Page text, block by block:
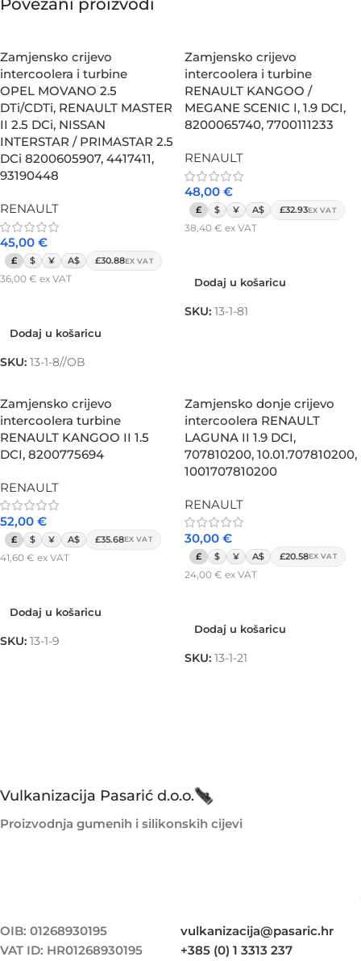
Povezani proizvodi
Zamjensko crijevo
intercoolera i turbine
OPEL MOVANO 2.5
DTi/CDTi, RENAULT MASTER
II 2.5 DCi, NISSAN
INTERSTAR / PRIMASTAR 2.5
DCi 8200605907, 4417411,
93190448
RENAULT
45,00 €
£ $ ¥ A$ £30.88EX VAT
36,00 € ex VAT
Dodaj u košaricu
SKU: 13-1-8//OB
Zamjensko crijevo
intercoolera i turbine
RENAULT KANGOO /
MEGANE SCENIC I, 1.9 DCI,
8200065740, 7700111233
RENAULT
48,00 €
£ $ ¥ A$ £32.93EX VAT
38,40 € ex VAT
Dodaj u košaricu
SKU: 13-1-81
Zamjensko crijevo
intercoolera turbine
RENAULT KANGOO II 1.5
DCI, 8200775694
RENAULT
52,00 €
£ $ ¥ A$ £35.68EX VAT
41,60 € ex VAT
Dodaj u košaricu
SKU: 13-1-9
Zamjensko donje crijevo
intercoolera RENAULT
LAGUNA II 1.9 DCI,
707810200, 10.01.707810200,
1001707810200
RENAULT
30,00 €
£ $ ¥ A$ £20.58EX VAT
24,00 € ex VAT
Dodaj u košaricu
SKU: 13-1-21
Vulkanizacija Pasarić d.o.o.
Proizvodnja gumenih i silikonskih cijevi
OIB: 01268930195
VAT ID: HR01268930195
vulkanizacija@pasaric.hr
+385 (0) 1 3313 237